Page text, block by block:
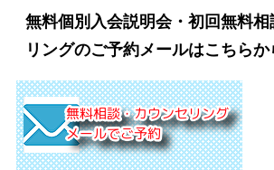
無料個別入会説明会・初回無料相
リングのご予約メールはこちらか